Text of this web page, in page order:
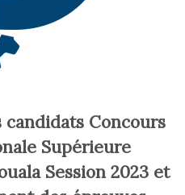
Concours
Supérieure
Session 2023 et